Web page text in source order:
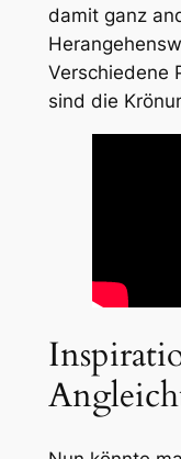
damit ganz
Verschiedene
sind die